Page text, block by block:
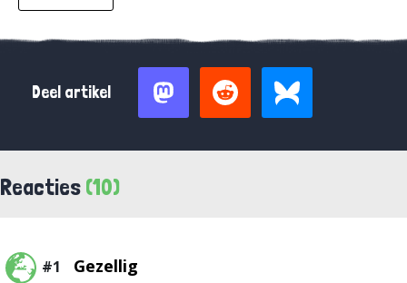
Deel artikel
Reacties (10)
#1 Gezellig